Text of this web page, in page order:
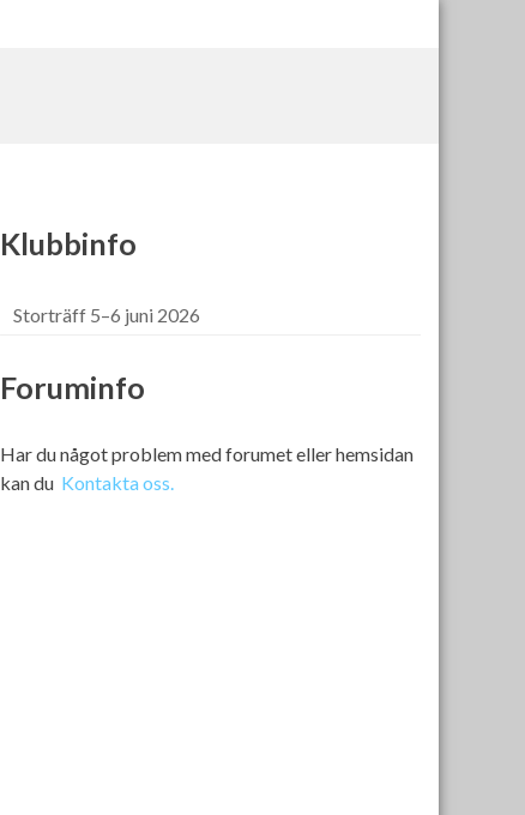
Klubbinfo
Storträff 5–6 juni 2026
Foruminfo
Har du något problem med forumet eller hemsidan
kan du Kontakta oss.